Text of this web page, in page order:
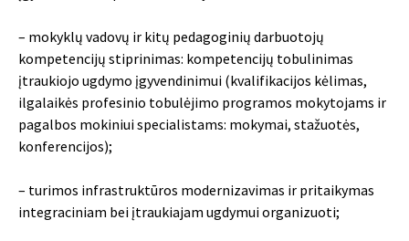
– mokyklų vadovų ir kitų pedagoginių darbuotojų
kompetencijų stiprinimas: kompetencijų tobulinimas
įtraukiojo ugdymo įgyvendinimui (kvalifikacijos kėlimas,
ilgalaikės profesinio tobulėjimo programos mokytojams ir
pagalbos mokiniui specialistams: mokymai, stažuotės,
konferencijos);
– turimos infrastruktūros modernizavimas ir pritaikymas
integraciniam bei įtraukiajam ugdymui organizuoti;